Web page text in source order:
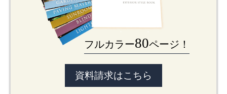
フルカラー80ページ！
資料請求はこちら